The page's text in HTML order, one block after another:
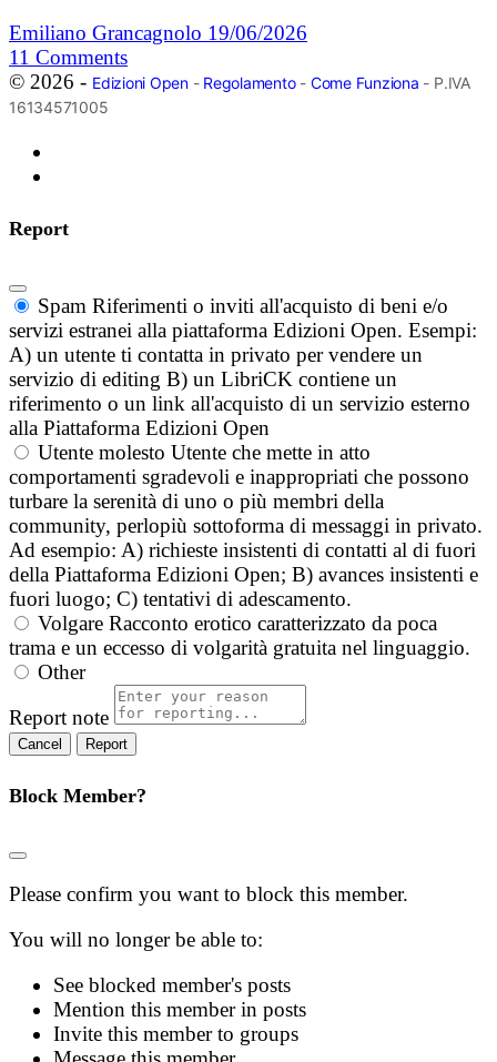
Emiliano Grancagnolo 19/06/2026
11 Comments
© 2026 - Edizioni Open- Regolamento- Come Funziona - P.IVA
16134571005
Report
Spam Riferimenti o inviti all'acquisto di beni e/o
servizi estranei alla piattaforma Edizioni Open. Esempi:
A) un utente ti contatta in privato per vendere un
servizio di editing B) un LibriCK contiene un
riferimento o un link all'acquisto di un servizio esterno
alla Piattaforma Edizioni Open
Utente molesto Utente che mette in atto
comportamenti sgradevoli e inappropriati che possono
turbare la serenità di uno o più membri della
community, perlopiù sottoforma di messaggi in privato.
Ad esempio: A) richieste insistenti di contatti al di fuori
della Piattaforma Edizioni Open; B) avances insistenti e
fuori luogo; C) tentativi di adescamento.
Volgare Racconto erotico caratterizzato da poca
trama e un eccesso di volgarità gratuita nel linguaggio.
Other
Report note
Report
Block Member?
Please confirm you want to block this member.
You will no longer be able to:
See blocked member's posts
Mention this member in posts
Invite this member to groups